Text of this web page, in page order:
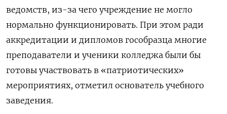
ведомств, из-за чего учреждение не могло
нормально функционировать. При этом ради
аккредитации и дипломов гособразца многие
преподаватели и ученики колледжа были бы
готовы участвовать в «патриотических»
мероприятиях, отметил основатель учебного
заведения.